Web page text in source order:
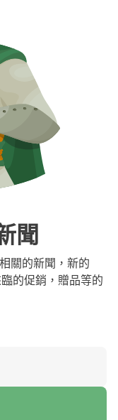
聞
關的新聞，新的
的促銷，贈品等的